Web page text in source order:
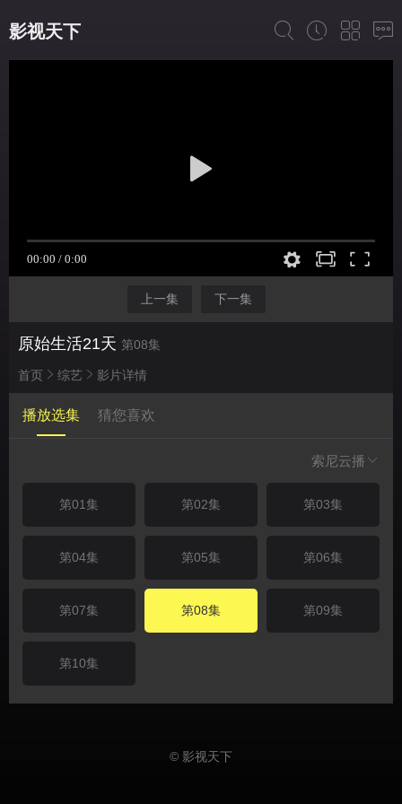
影视天下
上一集 下一集
原始生活21天 第08集
首页 综艺 影片详情
播放选集 猜您喜欢
索尼云播
第01集 第02集 第03集
第04集 第05集 第06集
第07集 第08集 第09集
第10集
© 影视天下